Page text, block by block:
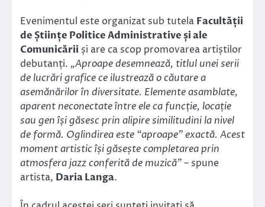
Evenimentul este organizat sub tutela Facultății
de Științe Politice Administrative și ale
Comunicării și are ca scop promovarea artiștilor
debutanți. „Aproape desemnează, titlul unei serii
de lucrări grafice ce ilustrează o căutare a
asemănărilor în diversitate. Elemente asamblate,
aparent neconectate între ele ca funcție, locație
sau gen își găsesc prin alipire similitudini la nivel
de formă. Oglindirea este “aproape” exactă. Acest
moment artistic își găsește completarea prin
atmosfera jazz conferită de muzică”– spune
artista, Daria Langa.